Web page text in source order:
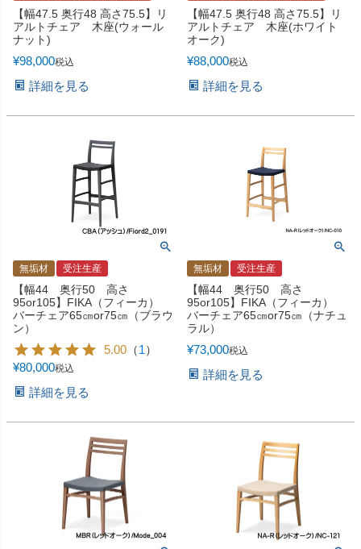
【幅47.5 奥行48 高さ75.5】リ
アルトチェア 木座(ウォール
ナット)
¥98,000税込
詳細を見る
【幅47.5 奥行48 高さ75.5】リ
アルトチェア 木座(ホワイト
オーク)
¥88,000税込
詳細を見る
無垢材 受注生産
【幅44 奥行50 高さ
95or105】FIKA（フィーカ）
バーチェア65㎝or75㎝（ブラウ
ン）
5.00 （1）
¥80,000税込
詳細を見る
無垢材 受注生産
【幅44 奥行50 高さ
95or105】FIKA（フィーカ）
バーチェア65㎝or75㎝（ナチュ
ラル）
¥73,000税込
詳細を見る